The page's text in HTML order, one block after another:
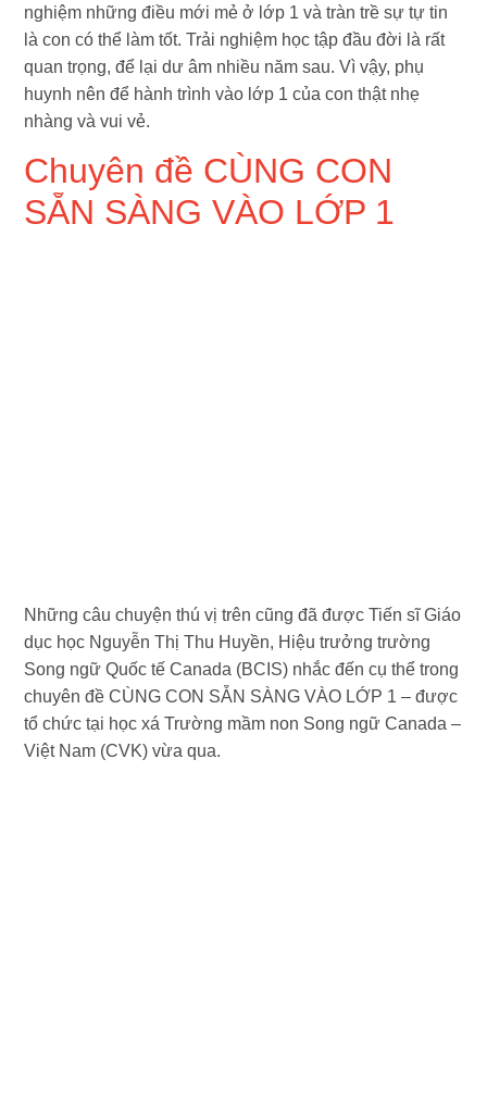
nghiệm những điều mới mẻ ở lớp 1 và tràn trề sự tự tin
là con có thể làm tốt. Trải nghiệm học tập đầu đời là rất
quan trọng, để lại dư âm nhiều năm sau. Vì vậy, phụ
huynh nên để hành trình vào lớp 1 của con thật nhẹ
nhàng và vui vẻ.
Chuyên đề CÙNG CON
SẴN SÀNG VÀO LỚP 1
Những câu chuyện thú vị trên cũng đã được Tiến sĩ Giáo
dục học Nguyễn Thị Thu Huyền, Hiệu trưởng trường
Song ngữ Quốc tế Canada (BCIS) nhắc đến cụ thể trong
chuyên đề CÙNG CON SẴN SÀNG VÀO LỚP 1 – được
tổ chức tại học xá Trường mầm non Song ngữ Canada –
Việt Nam (CVK) vừa qua.